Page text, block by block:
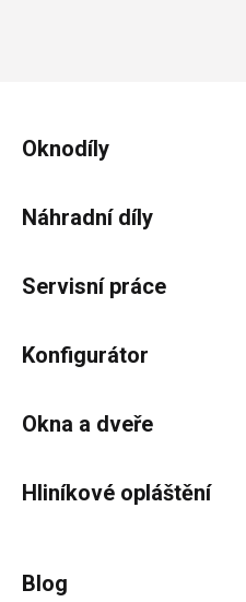
Zápatí
Oknodíly
Náhradní díly
Servisní práce
Konfigurátor
Okna a dveře
Hliníkové opláštění
Blog